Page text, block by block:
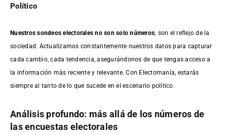
Político
Nuestros sondeos electorales no son solo números; son el reflejo de la
sociedad. Actualizamos constantemente nuestros datos para capturar
cada cambio, cada tendencia, asegurándonos de que tengas acceso a
la información más reciente y relevante. Con Electomanía, estarás
siempre al tanto de lo que sucede en el escenario político.
Análisis profundo: más allá de los números de
las encuestas electorales